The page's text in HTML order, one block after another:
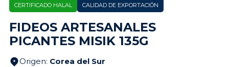
CERTIFICADO HALAL CALIDAD DE EXPORTACIÓN
FIDEOS ARTESANALES
PICANTES MISIK 135G
Origen: Corea del Sur